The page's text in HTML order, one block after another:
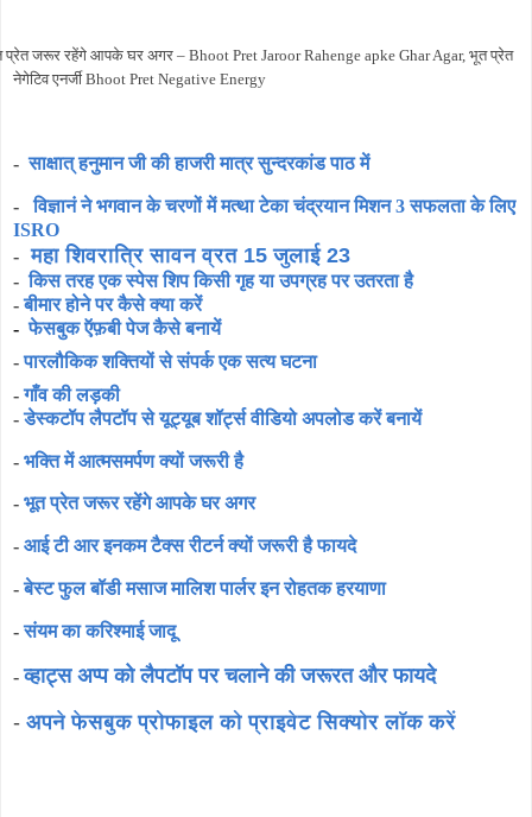
प्रेत जरूर रहेंगे आपके घर अगर – Bhoot Pret Jaroor Rahenge apke Ghar Agar, भूत प्रेत
नेगेटिव एनर्जी Bhoot Pret Negative Energy
-साक्षात् हनुमान जी की हाजरी मात्र सुन्दरकांड पाठ में
-विज्ञानं ने भगवान के चरणों में मत्था टेका चंद्रयान मिशन 3 सफलता के लिए
ISRO
- महा शिवरात्रि सावन व्रत 15 जुलाई 23
-किस तरह एक स्पेस शिप किसी गृह या उपग्रह पर उतरता है
-बीमार होने पर कैसे क्या करें
-फेसबुक ऍफ़बी पेज कैसे बनायें
-पारलौकिक शक्तियों से संपर्क एक सत्य घटना
-गाँव की लड़की
-डेस्कटॉप लैपटॉप से यूट्यूब शॉर्ट्स वीडियो अपलोड करें बनायें
- भक्ति में आत्मसमर्पण क्यों जरूरी है
- भूत प्रेत जरूर रहेंगे आपके घर अगर
- आई टी आर इनकम टैक्स रीटर्न क्यों जरूरी है फायदे
-बेस्ट फुल बॉडी मसाज मालिश पार्लर इन रोहतक हरयाणा
-संयम का करिश्माई जादू
- व्हाट्स अप्प को लैपटॉप पर चलाने की जरूरत और फायदे
- अपने फेसबुक प्रोफाइल को प्राइवेट सिक्योर लॉक करें